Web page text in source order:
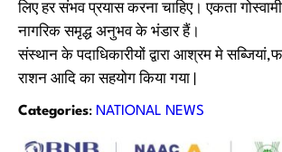
लिए हर संभव प्रयास करना चाहिए। एकता
नागरिक समृद्ध अनुभव के भंडार हैं।
संस्थान के पदाधिकारीयों द्वारा आश्रम मे
राशन आदि का सहयोग किया गया |
Categories: NATIONAL NEWS